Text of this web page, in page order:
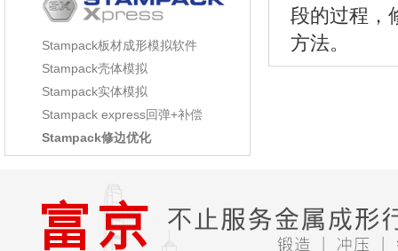
Stampack板材成形模拟软件
Stampack壳体模拟
Stampack实体模拟
Stampack express回弹+补偿
Stampack修边优化
段的过程，
方法。